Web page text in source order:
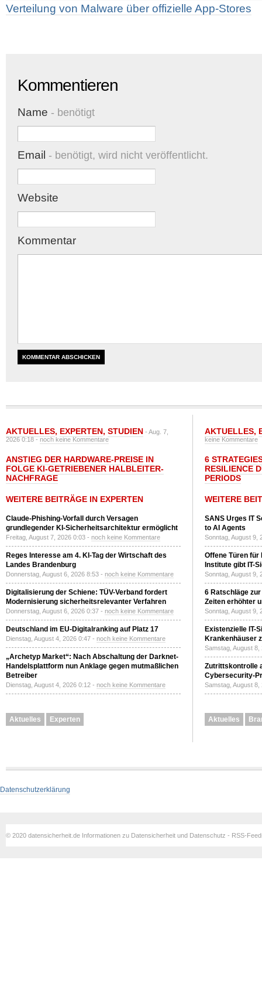
Verteilung von Malware über offizielle App-Stores
Kommentieren
Name - benötigt
Email - benötigt, wird nicht veröffentlicht.
Website
Kommentar
AKTUELLES, EXPERTEN, STUDIEN - Aug. 7,
2026 0:18 -noch keine Kommentare
ANSTIEG DER HARDWARE-PREISE IN
FOLGE KI-GETRIEBENER HALBLEITER-
NACHFRAGE
WEITERE BEITRÄGE IN EXPERTEN
Claude-Phishing-Vorfall durch Versagen
grundlegender KI-Sicherheitsarchitektur ermöglicht
Freitag, August 7, 2026 0:03 - noch keine Kommentare
Reges Interesse am 4. KI-Tag der Wirtschaft des
Landes Brandenburg
Donnerstag, August 6, 2026 8:53 - noch keine Kommentare
Digitalisierung der Schiene: TÜV-Verband fordert
Modernisierung sicherheitsrelevanter Verfahren
Donnerstag, August 6, 2026 0:37 - noch keine Kommentare
Deutschland im EU-Digitalranking auf Platz 17
Dienstag, August 4, 2026 0:47 - noch keine Kommentare
„Archetyp Market“: Nach Abschaltung der Darknet-
Handelsplattform nun Anklage gegen mutmaßlichen
Betreiber
Dienstag, August 4, 2026 0:12 - noch keine Kommentare
Aktuelles Experten
AKTUELLES,
keine Kommentare
6
RESILIENCE
PERIODS
WEITERE
SANS Urges IT
to AI Agents
Sonntag, August 9,
Offene Türen für
Institute gibt IT-
Sonntag, August 9,
6 Ratschläge
Zeiten erhöhter
Sonntag, August 9,
Existenzielle IT-
Krankenhäuser
Samstag, August
Zutrittskontrolle
Cybersecurity-
Samstag, August
Aktuelles
Datenschutzerklärung
© 2020 datensicherheit.de Informationen zu Datensicherheit und Datenschutz - RSS-